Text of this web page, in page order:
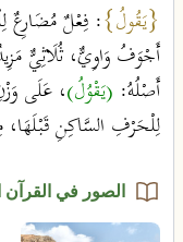
{يَقُولُ}: فِعْلٌ مُضَارِعٌ
أَجْوَفُ وَاوِيٌّ، ثُلَاثِيٌّ
أَصْلُهُ: (يَقْوُلُ)، عَلَى
لِلْحَرْفِ السَّاكِنِ
الصور في القرآن